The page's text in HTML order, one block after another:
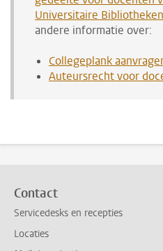
Universitaire
andere informatie over:
Collegeplank
Auteursrecht voor
Contact
Servicedesks en recepties
Locaties